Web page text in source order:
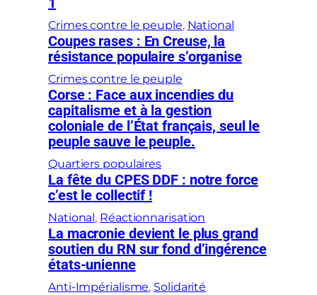
Crimes contre le peuple, National
Coupes rases : En Creuse, la
résistance populaire s’organise
Crimes contre le peuple
Corse : Face aux incendies du
capitalisme et à la gestion
coloniale de l’État français, seul le
peuple sauve le peuple.
Quartiers populaires
La fête du CPES DDF : notre force
c’est le collectif !
National , Réactionnarisation
La macronie devient le plus grand
soutien du RN sur fond d’ingérence
états-unienne
Anti-Impérialisme, Solidarité